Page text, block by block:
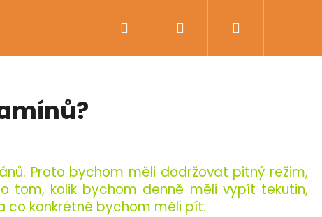
Přihlášení
Proto bychom měli dodržovat pitný režim,
tom, kolik bychom denně měli vypít tekutin,
co konkrétně bychom měli pít.